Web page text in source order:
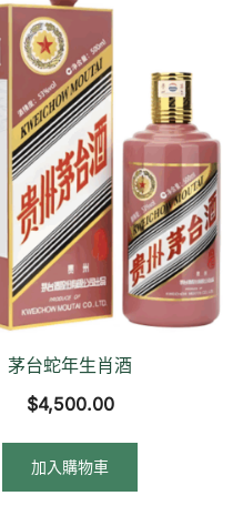
茅台蛇年生肖酒
$4,500.00
加入購物車